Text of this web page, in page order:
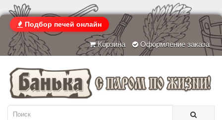
Подбор печей онлайн
Корзина Оформление заказа